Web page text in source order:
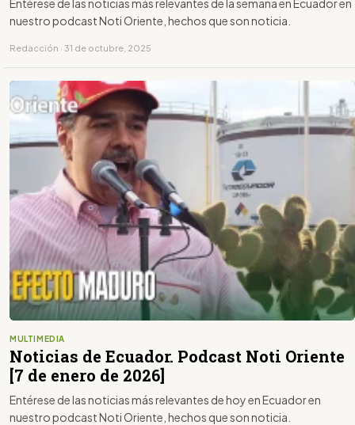
Entérese de las noticias más relevantes de la semana en Ecuador en
nuestro podcast Noti Oriente, hechos que son noticia.
Redacción · 31 de octubre, 2025
MULTIMEDIA
Noticias de Ecuador. Podcast Noti Oriente
[7 de enero de 2026]
Entérese de las noticias más relevantes de hoy en Ecuador en
nuestro podcast Noti Oriente, hechos que son noticia.